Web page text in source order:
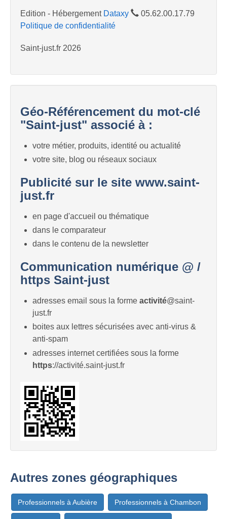
Edition - Hébergement Dataxy
05.62.00.17.79
Politique de confidentialité
Saint-just.fr 2026
Géo-Référencement du mot-clé
"Saint-just" associé à :
votre métier, produits, identité ou actualité
votre site, blog ou réseaux sociaux
Publicité sur le site www.saint-
just.fr
en page d'accueil ou thématique
dans le comparateur
dans le contenu de la newsletter
Communication numérique @ /
https Saint-just
adresses email sous la forme activité@saint-
just.fr
boites aux lettres sécurisées avec anti-virus &
anti-spam
adresses internet certifiées sous la forme
https://activité.saint-just.fr
Autres zones géographiques
Professionnels à Aubière Professionnels à Chambon